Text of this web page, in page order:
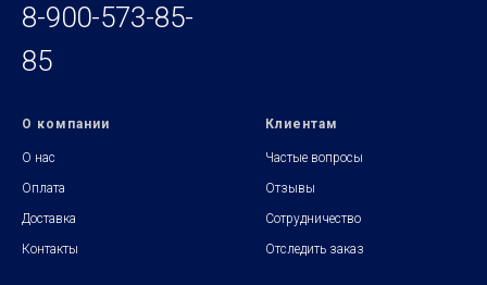
8-900-573-85-
85
О компании
О нас
Оплата
Доставка
Контакты
Клиентам
Частые вопросы
Отзывы
Сотрудничество
Отследить заказ